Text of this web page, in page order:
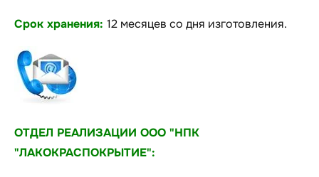
Срок хранения: 12 месяцев со дня изготовления.
ОТДЕЛ РЕАЛИЗАЦИИ ООО "НПК
"ЛАКОКРАСПОКРЫТИЕ":